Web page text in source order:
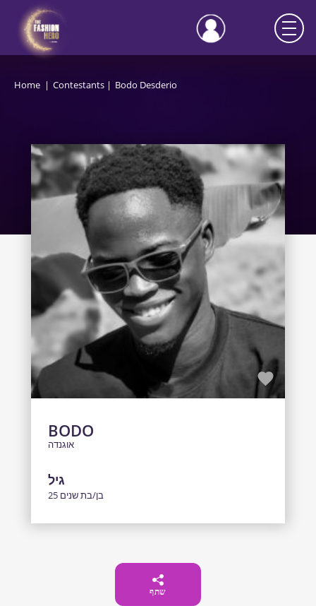
Home Contestants Bodo Desderio
BODO
אוגנדה
גיל
25 בן/בת שנים
שתף